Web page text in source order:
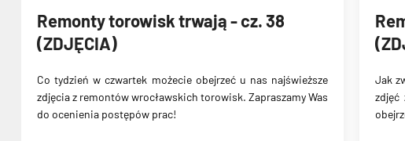
Remonty torowisk trwają - cz. 38
(ZDJĘCIA)
Co tydzień w czwartek możecie obejrzeć u nas najświeższe
zdjęcia z remontów wrocławskich torowisk. Zapraszamy Was
do ocenienia postępów prac!
Jak
zdjęć